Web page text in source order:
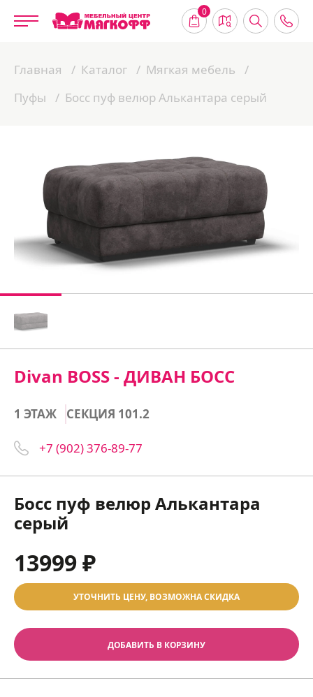
0
Главная Каталог
Мягкая мебель
Пуфы
Босс пуф велюр Алькантара серый
Divan BOSS - ДИВАН БОСС
1 ЭТАЖ СЕКЦИЯ 101.2
+7 (902) 376-89-77
Босс пуф велюр Алькантара
серый
13999 ₽
УТОЧНИТЬ ЦЕНУ, ВОЗМОЖНА СКИДКА
ДОБАВИТЬ В КОРЗИНУ